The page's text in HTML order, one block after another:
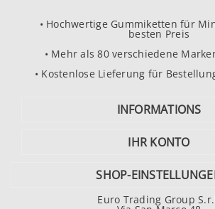
• Hochwertige Gummiketten für
besten Preis
• Mehr als 80 verschiedene
• Kostenlose Lieferung für
INFORMATIONS
IHR KONTO
SHOP-
Euro Trading Group